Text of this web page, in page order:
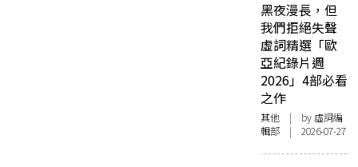
黑夜漫長，但
我們拒絕失聲
虛詞精選「歐
亞紀錄片週
2026」4部必看
之作
其他 | by 虛詞編
輯部 | 2026-07-27